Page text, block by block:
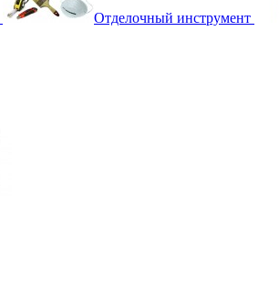
Отделочный инструмент